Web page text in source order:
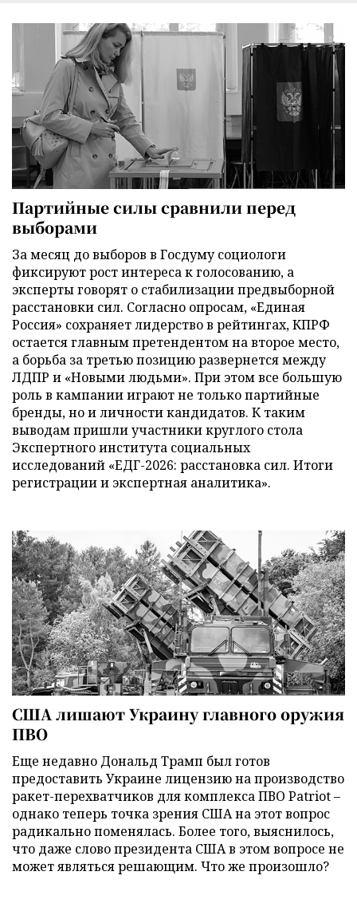
Партийные силы сравнили перед
выборами
За месяц до выборов в Госдуму социологи
фиксируют рост интереса к голосованию, а
эксперты говорят о стабилизации предвыборной
расстановки сил. Согласно опросам, «Единая
Россия» сохраняет лидерство в рейтингах, КПРФ
остается главным претендентом на второе место,
а борьба за третью позицию развернется между
ЛДПР и «Новыми людьми». При этом все большую
роль в кампании играют не только партийные
бренды, но и личности кандидатов. К таким
выводам пришли участники круглого стола
Экспертного института социальных
исследований «ЕДГ-2026: расстановка сил. Итоги
регистрации и экспертная аналитика».
США лишают Украину главного оружия
ПВО
Еще недавно Дональд Трамп был готов
предоставить Украине лицензию на производство
ракет-перехватчиков для комплекса ПВО Patriot –
однако теперь точка зрения США на этот вопрос
радикально поменялась. Более того, выяснилось,
что даже слово президента США в этом вопросе не
может являться решающим. Что же произошло?